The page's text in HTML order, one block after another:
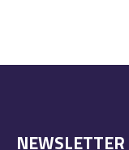
NEWSLETTER